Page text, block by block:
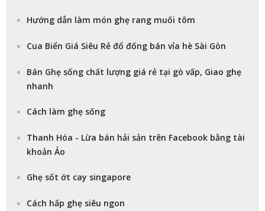
Hướng dẫn làm món ghẹ rang muối tôm
Cua Biển Giá Siêu Rẻ đổ đống bán vỉa hè Sài Gòn
Bán Ghẹ sống chất lượng giá rẻ tại gò vấp, Giao ghẹ
nhanh
Cách làm ghẹ sống
Thanh Hóa - Lừa bán hải sản trên Facebook bằng tài
khoản Ảo
Ghẹ sốt ớt cay singapore
Cách hấp ghẹ siêu ngon